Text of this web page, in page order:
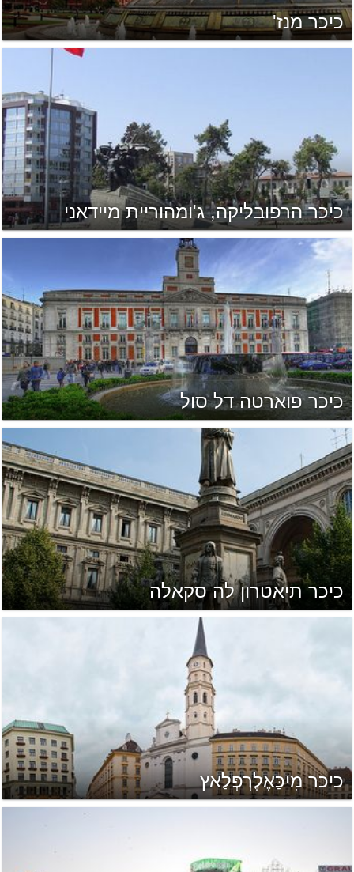
כיכר מנז'
כיכר הרפובליקה, ג'ומהוריית מיידאני
כיכר פוארטה דל סול
כיכר תיאטרון לה סקאלה
כיכר מִיכַּאֶלֶרְפְּלַאץ